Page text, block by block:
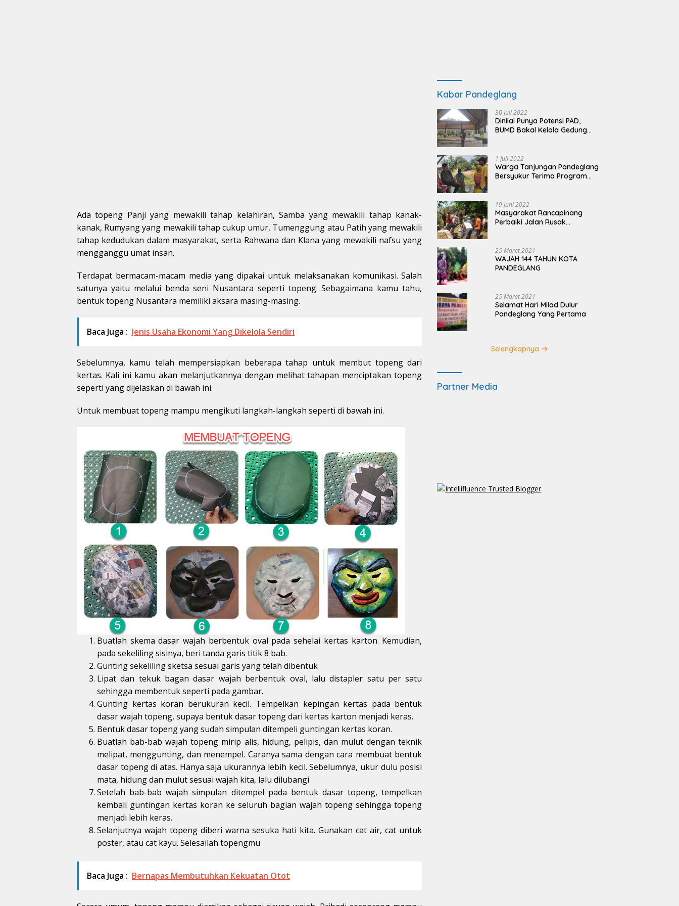
Ada topeng Panji yang mewakili tahap kelahiran, Samba yang mewakili tahap kanak-
kanak, Rumyang yang mewakili tahap cukup umur, Tumenggung atau Patih yang mewakili
tahap kedudukan dalam masyarakat, serta Rahwana dan Klana yang mewakili nafsu yang
mengganggu umat insan.
Terdapat bermacam-macam media yang dipakai untuk melaksanakan komunikasi. Salah
satunya yaitu melalui benda seni Nusantara seperti topeng. Sebagaimana kamu tahu,
bentuk topeng Nusantara memiliki aksara masing-masing.
Baca Juga : Jenis Usaha Ekonomi Yang Dikelola Sendiri
Sebelumnya, kamu telah mempersiapkan beberapa tahap untuk membut topeng dari
kertas. Kali ini kamu akan melanjutkannya dengan melihat tahapan menciptakan topeng
seperti yang dijelaskan di bawah ini.
Untuk membuat topeng mampu mengikuti langkah-langkah seperti di bawah ini.
Buatlah skema dasar wajah berbentuk oval pada sehelai kertas karton. Kemudian,
pada sekeliling sisinya, beri tanda garis titik 8 bab.
Gunting sekeliling sketsa sesuai garis yang telah dibentuk
Lipat dan tekuk bagan dasar wajah berbentuk oval, lalu distapler satu per satu
sehingga membentuk seperti pada gambar.
Gunting kertas koran berukuran kecil. Tempelkan kepingan kertas pada bentuk
dasar wajah topeng, supaya bentuk dasar topeng dari kertas karton menjadi keras.
Bentuk dasar topeng yang sudah simpulan ditempeli guntingan kertas koran.
Buatlah bab-bab wajah topeng mirip alis, hidung, pelipis, dan mulut dengan teknik
melipat, menggunting, dan menempel. Caranya sama dengan cara membuat bentuk
dasar topeng di atas. Hanya saja ukurannya lebih kecil. Sebelumnya, ukur dulu posisi
mata, hidung dan mulut sesuai wajah kita, lalu dilubangi
Setelah bab-bab wajah simpulan ditempel pada bentuk dasar topeng, tempelkan
kembali guntingan kertas koran ke seluruh bagian wajah topeng sehingga topeng
menjadi lebih keras.
Selanjutnya wajah topeng diberi warna sesuka hati kita. Gunakan cat air, cat untuk
poster, atau cat kayu. Selesailah topengmu
Baca Juga : Bernapas Membutuhkan Kekuatan Otot
Kabar Pandeglang
30 Juli 2022
Dinilai Punya Potensi PAD,
BUMD Bakal Kelola Gedung
1 Juli 2022
Warga Tanjungan Pandeglang
Bersyukur Terima Program
19 Juni 2022
Masyarakat Rancapinang
Perbaiki Jalan Rusak
25 Maret 2021
WAJAH 144 TAHUN KOTA
PANDEGLANG
25 Maret 2021
Selamat Hari Milad Dulur
Pandeglang Yang Pertama
Selengkapnya
Partner Media